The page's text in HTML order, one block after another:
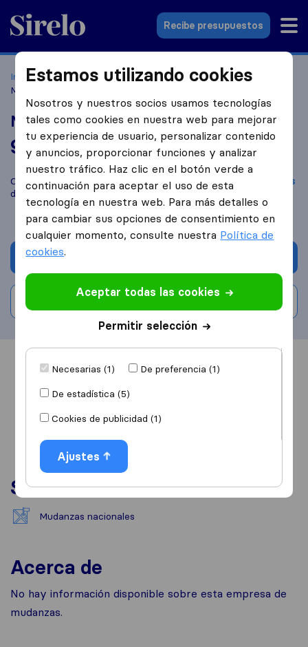
Sirelo.es
Recibe presupuestos
Inicio Empresas de mudanzas
Cornellà de Llobregat
Mudanzas Yordan
Mudanzas Yordan
9,4 basado en 3
reseñas de Sirelo y Google
i
Compara Mudanzas Yordan con otrasempresas de mudanzas
de
Cornellà de Llobregat
Escribe una valoración
Información Valoraciones
Servicios
Mudanzas nacionales
Acerca de
No hay información disponible sobre esta empresa de
mudanzas.
Estamos utilizando cookies
Nosotros y nuestros socios usamos tecnologías
tales como cookies en nuestra web para mejorar
tu experiencia de usuario, personalizar contenido
y anuncios, proporcionar funciones y analizar
nuestro tráfico. Haz clic en el botón verde a
continuación para aceptar el uso de esta
tecnología en nuestra web. Para más detalles o
para cambiar sus opciones de consentimiento en
cualquier momento, consulte nuestra Política de
cookies.
Aceptar todas las cookies
Permitir selección
Necesarias (1)
De preferencia (1)
De estadística (5)
Cookies de publicidad (1)
Ajustes